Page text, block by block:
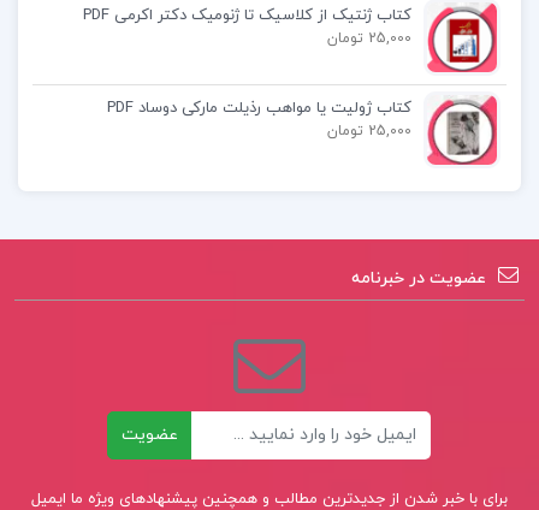
کتاب ژنتیک از کلاسیک تا ژنومیک دکتر اکرمی PDF
25,000 تومان
کتاب ژولیت یا مواهب رذیلت مارکی دوساد PDF
25,000 تومان
عضویت در خبرنامه
عضویت
برای با خبر شدن از جدیدترین مطالب و همچنین پیشنهادهای ویژه ما ایمیل